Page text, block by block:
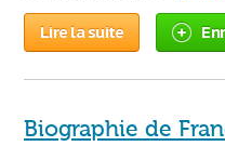
Lire la suite
Biographie de